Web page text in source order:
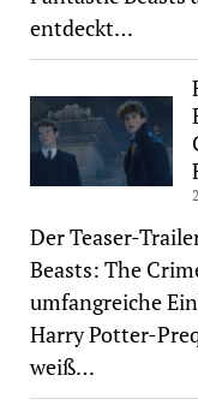
entdeckt…
Der Teaser-
Beasts: The
umfangreiche
Harry Potter-
weiß…